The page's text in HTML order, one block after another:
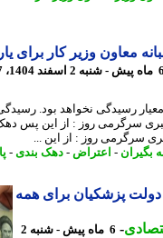
وزیر کار برای یارانه
نخواهد بود. رسیدگی به
روز : از این پس دهک
روز : از این ...
- اعتراض -دهک بندی -
پزشکیان برای همه
-
6 ماه پیش - شنبه 2